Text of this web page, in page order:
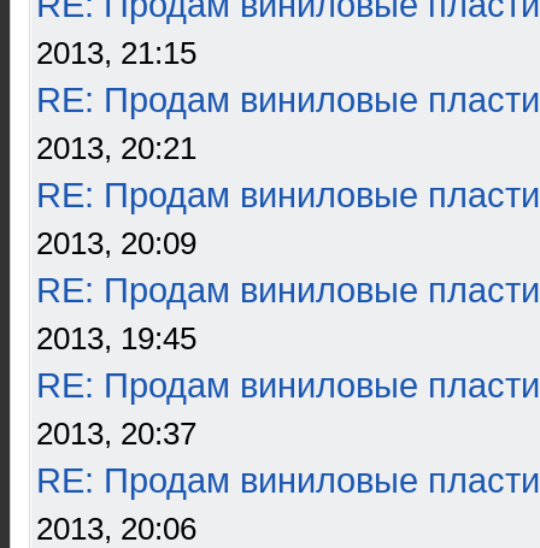
2013, 21:15
RE: Продам виниловые
2013, 20:21
RE: Продам виниловые
2013, 20:09
RE: Продам виниловые
2013, 19:45
RE: Продам виниловые
2013, 20:37
RE: Продам виниловые
2013, 20:06